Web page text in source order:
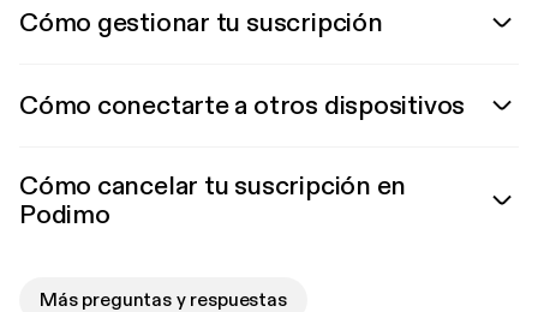
Cómo gestionar tu suscripción
Cómo conectarte a otros dispositivos
Cómo cancelar tu suscripción en
Podimo
Más preguntas y respuestas